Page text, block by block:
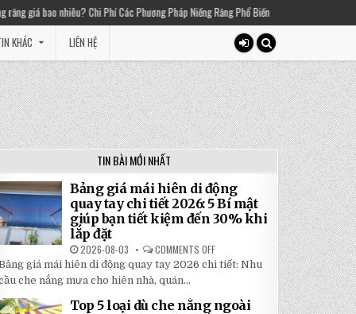
Phí Các Phương Pháp Niềng Răng Phổ Biến 2025-03-01
KHÁC LIÊN HỆ
TIN BÀI MỚI NHẤT
Bảng giá mái hiên di động
quay tay chi tiết 2026: 5 Bí mật
giúp bạn tiết kiệm đến 30% khi
lắp đặt
2026-08-03 COMMENTS OFF
BẢNG
GIÁ
ĐỘNG
giá mái hiên di động quay tay 2026 chi tiết: Nhu
che nắng mưa cho hiên nhà, quán...
Top 5 loại dù che nắng ngoài